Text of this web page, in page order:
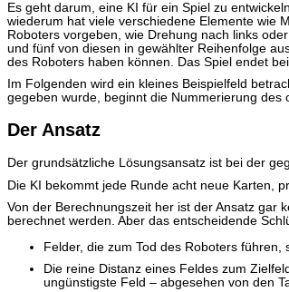
Es geht darum, eine KI für ein Spiel zu
wiederum hat viele verschiedene Elemente wie
Roboters vorgeben, wie Drehung nach links
und fünf von diesen in gewählter Reihenfolge
des Roboters haben können. Das Spiel endet
Im Folgenden wird ein kleines Beispielfeld
gegeben wurde, beginnt die Nummerierung
Der Ansatz
Der grundsätzliche Lösungsansatz ist bei der
Die KI bekommt jede Runde acht neue Karten,
Von der Berechnungszeit her ist der Ansatz gar
berechnet werden. Aber das entscheidende
Felder, die zum Tod des Roboters
Die reine Distanz eines Feldes zum
ungünstigste Feld – abgesehen von den